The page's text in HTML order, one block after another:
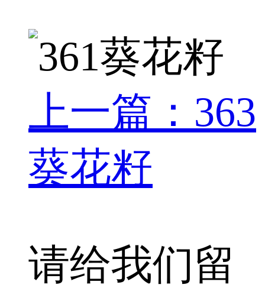
上一篇：363
葵花籽
请给我们留